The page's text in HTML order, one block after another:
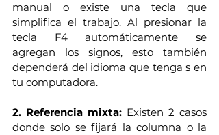
manual o existe una tecla que
simplifica el trabajo. Al presionar la
tecla F4 automáticamente se
agregan los signos, esto también
dependerá del idioma que tenga s en
tu computadora.
2. Referencia mixta: Existen 2 casos
donde solo se fijará la columna o la